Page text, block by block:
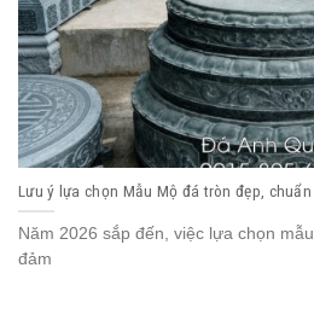
Lưu ý lựa chọn Mẫu Mộ đá tròn đẹp,
Năm 2026 sắp đến, việc lựa chọn
đảm